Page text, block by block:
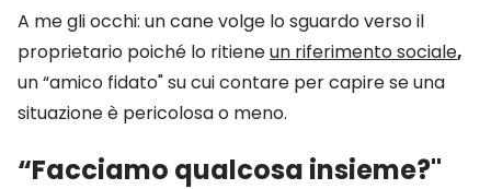
A me gli occhi: un cane volge lo sguardo verso il
proprietario poiché lo ritieneun riferimento sociale,
un “amico fidato" su cui contare per capire se una
situazione è pericolosa o meno.
“Facciamo qualcosa insieme?"